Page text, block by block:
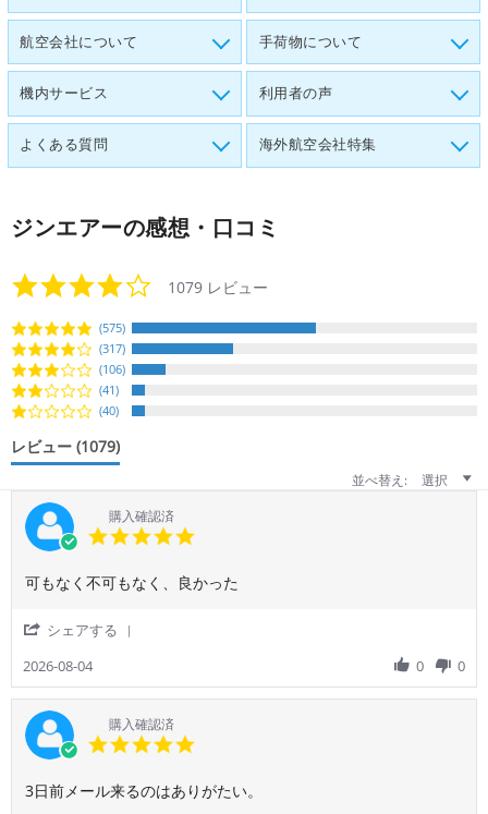
航空会社について 手荷物について
機内サービス 利用者の声
よくある質問 海外航空会社特集
ジンエアーの感想・口コミ
4.2
star
1079 レビュー
(575)
(317)
(106)
(41)
(40)
レビュー (1079)
並べ替え:
選択
購入確認済
Review
ご
利
者
様
on
4
Aug
2026
review
良
か
た
可もなく不可もなく、良かった
シェアする
by
ご
利
用
者
on
2026-08-04 0 0
購入確認済
Review
review
3日前メール来るのはありがたい。